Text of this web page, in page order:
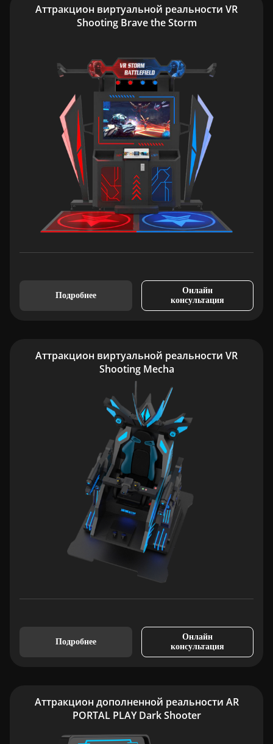
Аттракцион виртуальной реальности VR
Shooting Brave the Storm
Подробнее
Онлайн
консультация
Аттракцион виртуальной реальности VR
Shooting Mecha
Подробнее
Онлайн
консультация
Аттракцион дополненной реальности AR
PORTAL PLAY Dark Shooter